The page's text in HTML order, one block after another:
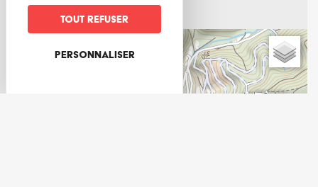
Tout refuser
Personnaliser